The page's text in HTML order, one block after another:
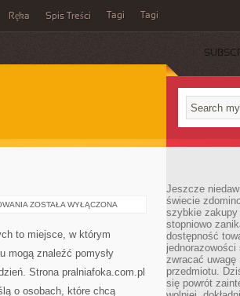
Ręka Spis Treści Tagi Tagi
CELINE
ZOSTAŁA WYŁĄCZONA
to miejsce, w którym
mogą znaleźć pomysły
Strona pralniafoka.com.pl
o osobach, które chcą
Jeszcze
świecie
szybkie zakupy
stopniowo
dostępność
jednorazowości
zwracać
przedmiotu.
się powrót